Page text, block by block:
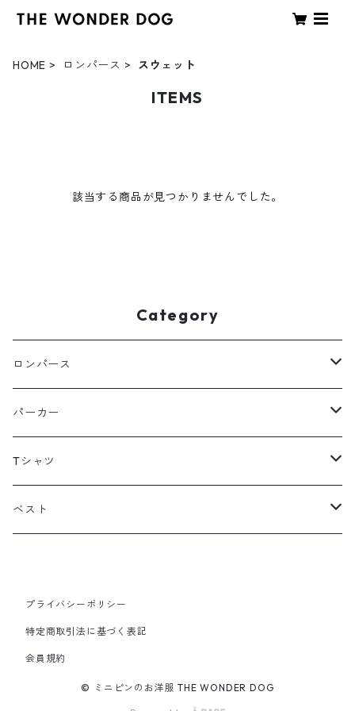
HOME ロンパース スウェット
ITEMS
該当する商品が見つかりませんでした。
Category
ロンパース
フリース
スウェット
その他
パーカー
フリース
スウェット
その他
Tシャツ
長袖
フリース
ベスト
その他
ボア
プライバシーポリシー
特定商取引法に基づく表記
会員規約
© ミニピンのお洋服 THE WONDER DOG